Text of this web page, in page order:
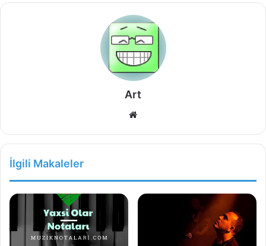
Art
İlgili Makaleler